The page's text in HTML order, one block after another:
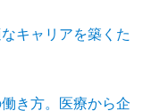
キャリアを築くた
き方。医療から企